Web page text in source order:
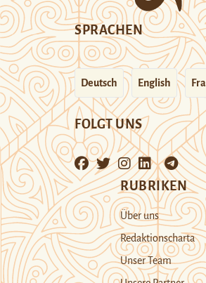
SPRACHEN
Deutsch English
FOLGT UNS
RUBRIKEN
Über uns
Redaktionscharta
Unser Team